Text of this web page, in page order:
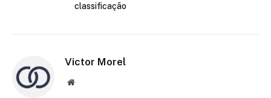
classificação
Victor Morel
Site